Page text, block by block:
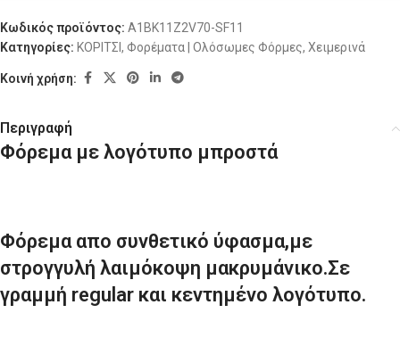
Κωδικός προϊόντος: A1BK11Z2V70-SF11
Κατηγορίες: ΚΟΡΙΤΣΙ , Φορέματα | Ολόσωμες Φόρμες, Χειμερινά
Κοινή χρήση:
Περιγραφή
Φόρεμα με λογότυπο μπροστά
Φόρεμα απο συνθετικό ύφασμα,με
στρογγυλή λαιμόκοψη μακρυμάνικο.Σε
γραμμή regular και κεντημένο λογότυπο.